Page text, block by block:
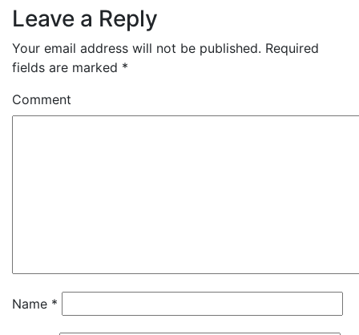
Leave a Reply
Your email address will not be published. Required
fields are marked *
Comment
Name *